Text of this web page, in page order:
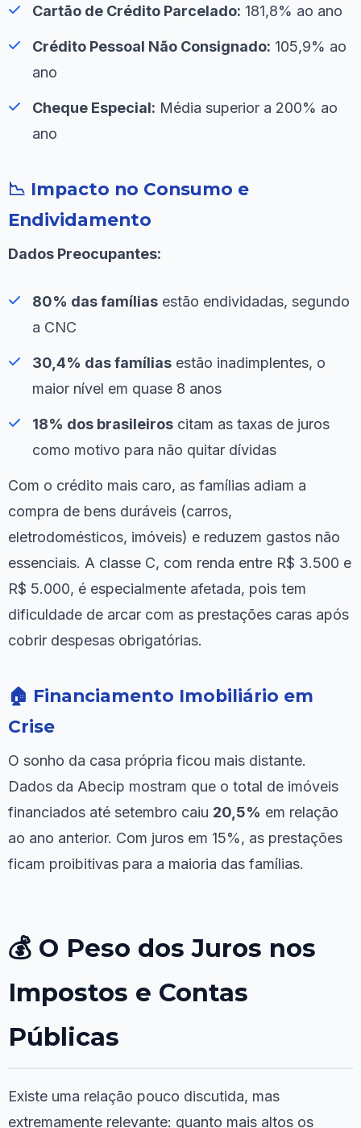
Cartão de Crédito Parcelado: 181,8% ao ano
Crédito Pessoal Não Consignado: 105,9% ao
ano
Cheque Especial: Média superior a 200% ao
ano
📉 Impacto no Consumo e
Endividamento
Dados Preocupantes:
80% das famílias estão endividadas, segundo
a CNC
30,4% das famílias estão inadimplentes, o
maior nível em quase 8 anos
18% dos brasileiros citam as taxas de juros
como motivo para não quitar dívidas
Com o crédito mais caro, as famílias adiam a
compra de bens duráveis (carros,
eletrodomésticos, imóveis) e reduzem gastos não
essenciais. A classe C, com renda entre R$ 3.500 e
R$ 5.000, é especialmente afetada, pois tem
dificuldade de arcar com as prestações caras após
cobrir despesas obrigatórias.
🏠 Financiamento Imobiliário em
Crise
O sonho da casa própria ficou mais distante.
Dados da Abecip mostram que o total de imóveis
financiados até setembro caiu 20,5% em relação
ao ano anterior. Com juros em 15%, as prestações
ficam proibitivas para a maioria das famílias.
💰 O Peso dos Juros nos
Impostos e Contas
Públicas
Existe uma relação pouco discutida, mas
extremamente relevante: quanto mais altos os